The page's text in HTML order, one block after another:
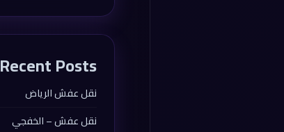
Recent Posts
نقل عفش الرياض
نقل عفش – الخفجي